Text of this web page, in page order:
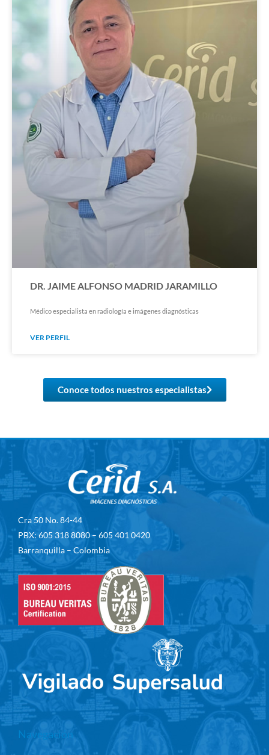
DR. JAIME ALFONSO MADRID JARAMILLO
Médico especialista en radiología e imágenes diagnósticas
VER PERFIL
Conoce todos nuestros especialistas
Cra 50 No. 84-44
PBX: 605 318 8080 – 605 401 0420
Barranquilla – Colombia
Navegación